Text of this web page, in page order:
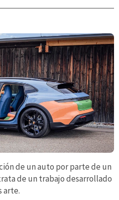
de un auto por parte de un
de un trabajo desarrollado
arte.